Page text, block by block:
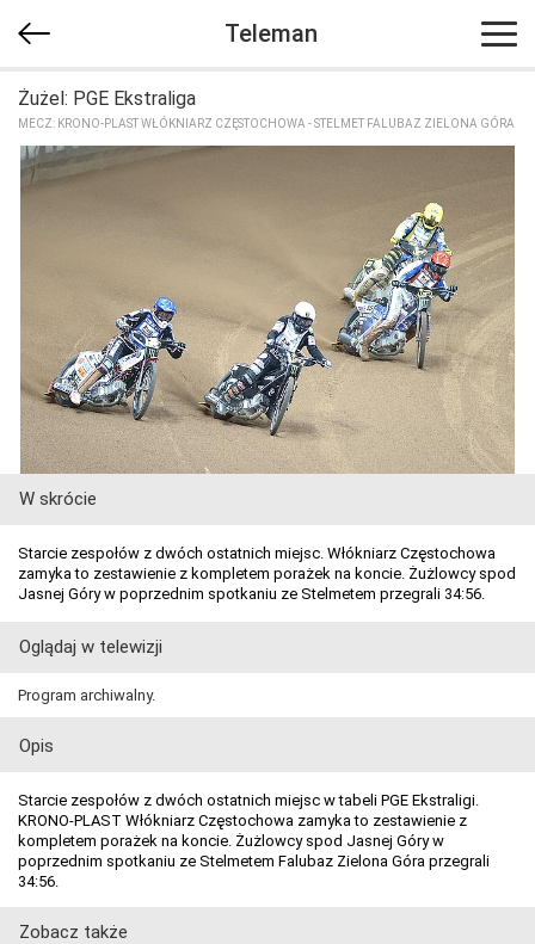
Teleman
Żużel: PGE Ekstraliga
MECZ: KRONO-PLAST WŁÓKNIARZ CZĘSTOCHOWA - STELMET FALUBAZ ZIELONA GÓRA
W skrócie
Starcie zespołów z dwóch ostatnich miejsc. Włókniarz Częstochowa
zamyka to zestawienie z kompletem porażek na koncie. Żużlowcy spod
Jasnej Góry w poprzednim spotkaniu ze Stelmetem przegrali 34:56.
Oglądaj w telewizji
Program archiwalny.
Opis
Starcie zespołów z dwóch ostatnich miejsc w tabeli PGE Ekstraligi.
KRONO-PLAST Włókniarz Częstochowa zamyka to zestawienie z
kompletem porażek na koncie. Żużlowcy spod Jasnej Góry w
poprzednim spotkaniu ze Stelmetem Falubaz Zielona Góra przegrali
34:56.
Zobacz także